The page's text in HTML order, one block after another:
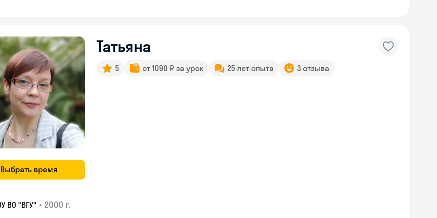
Выбрать время
Татьяна
5 от 1090 ₽ за урок 25 лет опыта 3 отзыва
ВО "ВГУ" • 2000 г.